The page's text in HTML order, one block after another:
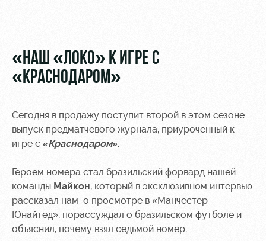
МГН
РЖД
Арена
Организация
мероприятий
Аренда
полей
Локо
Старт
Локо-Лето
Академия
Как
поступить
Информация
для
Банковская
карта
«Локомотив»
Заставки
«НАШ «ЛОКО» К ИГРЕ С
«КРАСНОДАРОМ»
Сегодня в продажу поступит второй в этом сезоне
выпуск предматчевого журнала, приуроченный к
игре с «Краснодаром».
Героем номера стал бразильский форвард нашей
команды Майкон, который в эксклюзивном интервью
рассказал нам о просмотре в «Манчестер
Юнайтед», порассуждал о бразильском футболе и
объяснил, почему взял седьмой номер.